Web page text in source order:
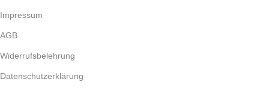
Impressum
AGB
Widerrufsbelehrung
Datenschutzerklärung